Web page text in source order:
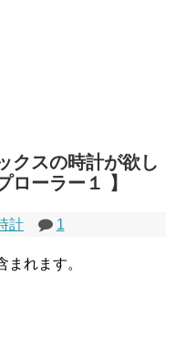
クスの時計が欲し
ローラー１ 】
計 1
れます。